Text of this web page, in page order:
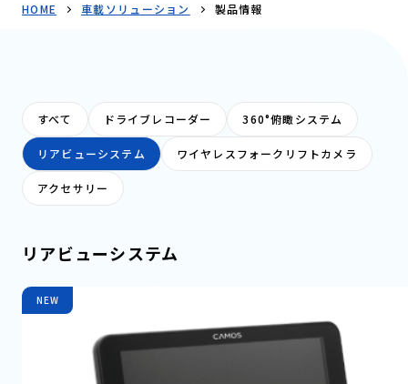
HOME 車載ソリューション 製品情報
すべて ドライブレコーダー 360°俯瞰システム
リアビューシステム ワイヤレスフォークリフトカメラ
アクセサリー
リアビューシステム
NEW